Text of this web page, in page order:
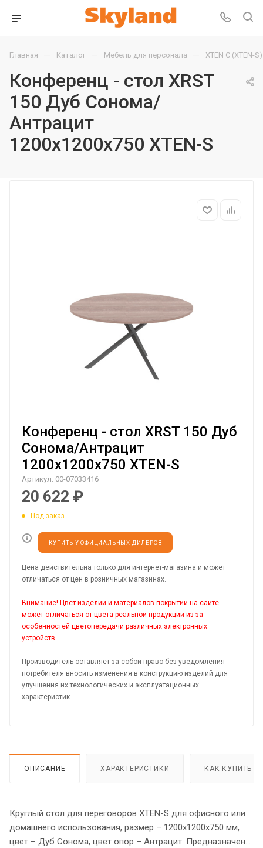
Главная — Каталог — Мебель для персонала — XTEN С (XTEN-S)
Конференц - стол XRST
150 Дуб Сонома/
Антрацит
1200х1200х750 XTEN-S
Конференц - стол XRST 150 Дуб
Сонома/Антрацит
1200х1200х750 XTEN-S
Артикул: 00-07033416
20 622 ₽
Под заказ
КУПИТЬ У ОФИЦИАЛЬНЫХ ДИЛЕРОВ
Цена действительна только для интернет-магазина и может
отличаться от цен в розничных магазинах.
Внимание! Цвет изделий и материалов покрытий на сайте
может отличаться от цвета реальной продукции из-за
особенностей цветопередачи различных электронных
устройств.
Производитель оставляет за собой право без уведомления
потребителя вносить изменения в конструкцию изделий для
улучшения их технологических и эксплуатационных
характеристик.
ОПИСАНИЕ ХАРАКТЕРИСТИКИ КАК КУПИТЬ
Круглый стол для переговоров XTEN-S для офисного или
домашнего использования, размер – 1200х1200х750 мм,
цвет – Дуб Сонома, цвет опор – Антрацит. Предназначен